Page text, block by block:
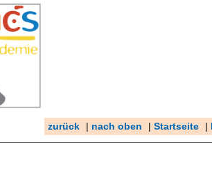
zurück nach oben Startseite